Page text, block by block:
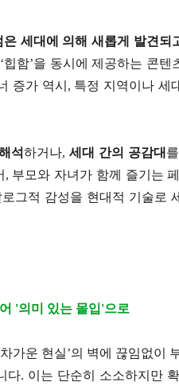
은 세대에 의해 새롭게 발견되
함’을 동시에 제공하는 콘
증가 역시, 특정 지역이나 세
석하거나,세대 간의 공감대
부모와 자녀가 함께 즐기는
그적 감성을 현대적 기술로
'의미 있는 몰입'으로
가운 현실’의 벽에 끊임없이
. 이는 단순히 소소하지만